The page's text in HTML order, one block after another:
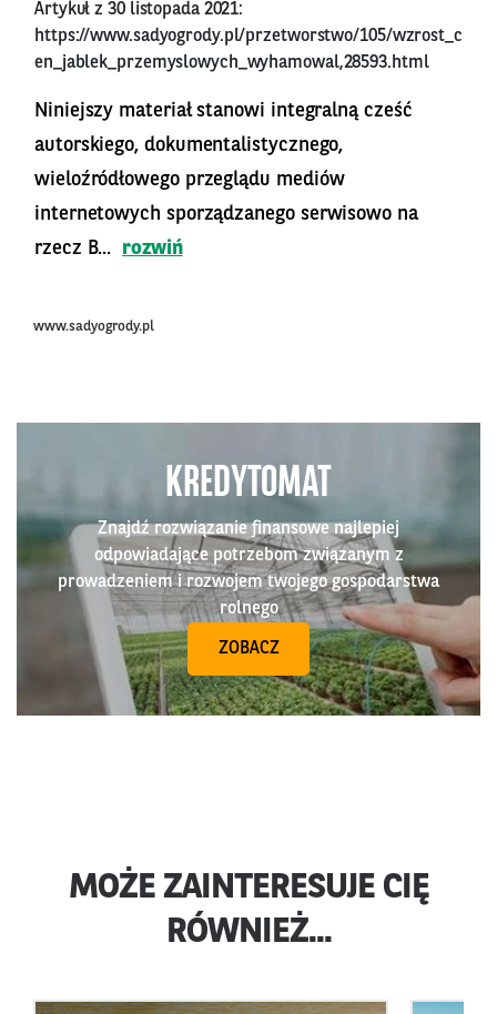
Artykuł z 30 listopada 2021:
https://www.sadyogrody.pl/przetworstwo/105/wzrost_c
en_jablek_przemyslowych_wyhamowal,28593.html
Niniejszy materiał stanowi integralną cześć
autorskiego, dokumentalistycznego,
wieloźródłowego przeglądu mediów
internetowych sporządzanego serwisowo na
rzecz B...
rozwiń
www.sadyogrody.pl
KREDYTOMAT
Znajdź rozwiązanie finansowe najlepiej
odpowiadające potrzebom związanym z
prowadzeniem i rozwojem twojego gospodarstwa
rolnego
ZOBACZ
MOŻE ZAINTERESUJE CIĘ
RÓWNIEŻ...